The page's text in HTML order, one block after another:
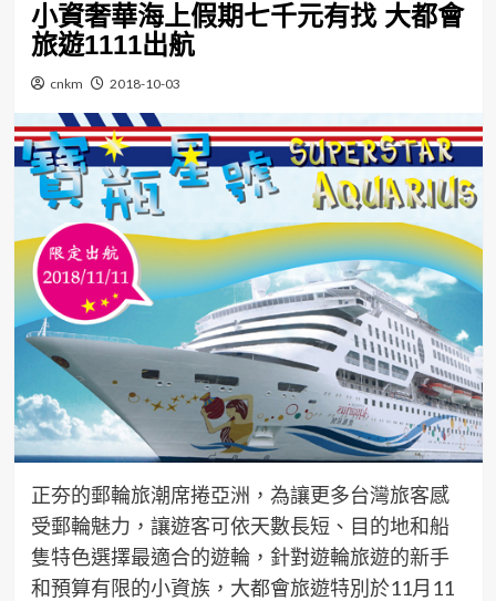
小資奢華海上假期七千元有找 大都會
旅遊1111出航
cnkm 2018-10-03
正夯的郵輪旅潮席捲亞洲，為讓更多台灣旅客感
受郵輪魅力，讓遊客可依天數長短、目的地和船
隻特色選擇最適合的遊輪，針對遊輪旅遊的新手
和預算有限的小資族，大都會旅遊特別於11月11